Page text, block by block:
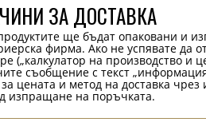
ЗА ДОСТАВКА
ще бъдат опаковани и
фирма. Ако не успявате да
(„калкулатор на производство и
съобщение с текст
цената и метод на доставка чрез
изпращане на поръчката.